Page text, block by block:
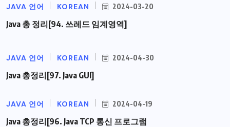
JAVA 언어 KOREAN 2024-03-20
Java 총 정리[94. 쓰레드 임계영역]
JAVA 언어 KOREAN 2024-04-30
Java 총정리[97. Java GUI]
JAVA 언어 KOREAN 2024-04-19
Java 총정리[96. Java TCP 통신 프로그램